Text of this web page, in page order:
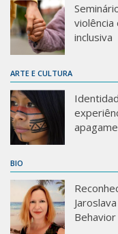
violência
inclusiva
ARTE E CULTURA
BIO